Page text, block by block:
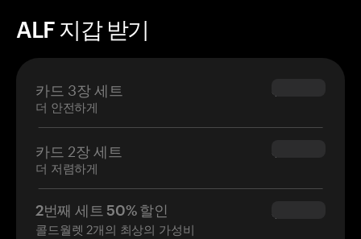
ALF 지갑 받기
카드 3장 세트
더 안전하게
$69.90
카드 2장 세트
더 저렴하게
$54.90
2번째 세트 50% 할인
콜드월렛 2개의 최상의 가성비
$34.95